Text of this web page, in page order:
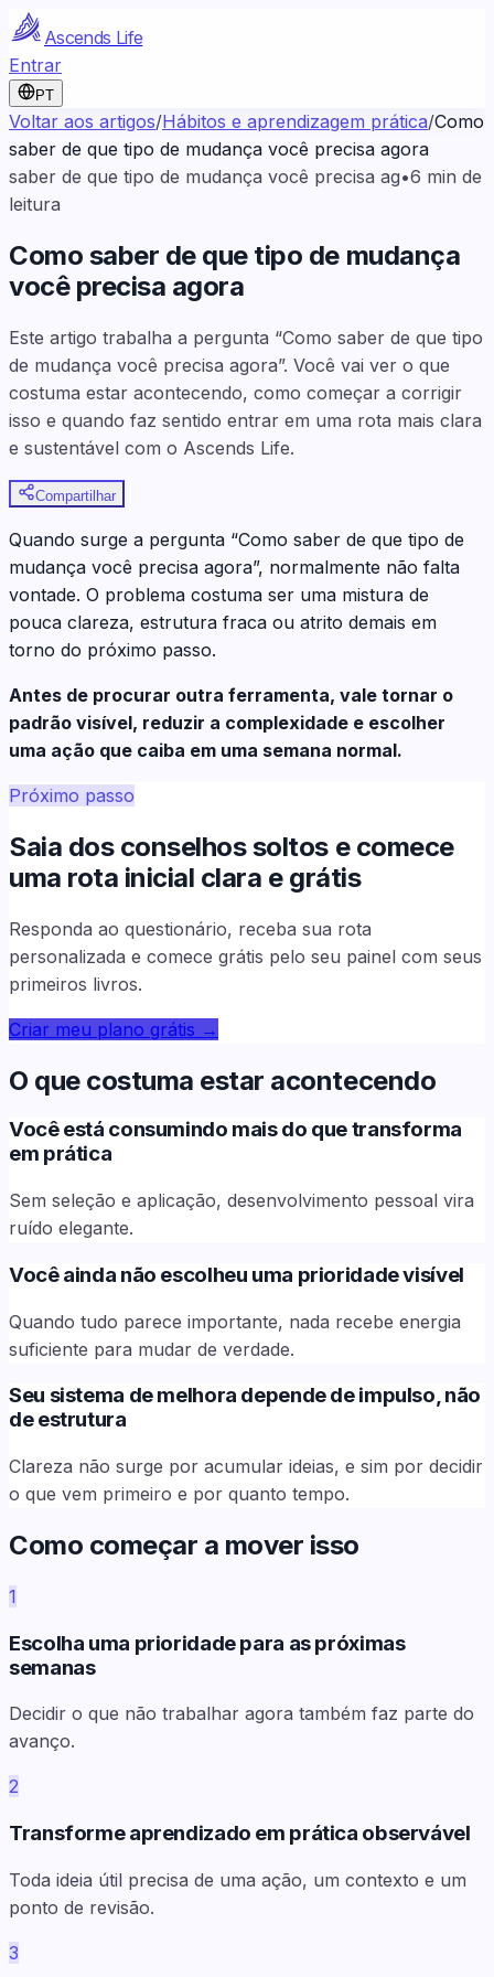
Ascends Life
Entrar
PT
Voltar aos artigos/Hábitos e aprendizagem prática/Como
saber de que tipo de mudança você precisa agora
saber de que tipo de mudança você precisa ag•6 min de
leitura
Como saber de que tipo de mudança
você precisa agora
Este artigo trabalha a pergunta “Como saber de que tipo
de mudança você precisa agora”. Você vai ver o que
costuma estar acontecendo, como começar a corrigir
isso e quando faz sentido entrar em uma rota mais clara
e sustentável com o Ascends Life.
Compartilhar
Quando surge a pergunta “Como saber de que tipo de
mudança você precisa agora”, normalmente não falta
vontade. O problema costuma ser uma mistura de
pouca clareza, estrutura fraca ou atrito demais em
torno do próximo passo.
Antes de procurar outra ferramenta, vale tornar o
padrão visível, reduzir a complexidade e escolher
uma ação que caiba em uma semana normal.
Próximo passo
Saia dos conselhos soltos e comece
uma rota inicial clara e grátis
Responda ao questionário, receba sua rota
personalizada e comece grátis pelo seu painel com seus
primeiros livros.
Criar meu plano grátis →
O que costuma estar acontecendo
Você está consumindo mais do que transforma
em prática
Sem seleção e aplicação, desenvolvimento pessoal vira
ruído elegante.
Você ainda não escolheu uma prioridade visível
Quando tudo parece importante, nada recebe energia
suficiente para mudar de verdade.
Seu sistema de melhora depende de impulso, não
de estrutura
Clareza não surge por acumular ideias, e sim por decidir
o que vem primeiro e por quanto tempo.
Como começar a mover isso
1
Escolha uma prioridade para as próximas
semanas
Decidir o que não trabalhar agora também faz parte do
avanço.
2
Transforme aprendizado em prática observável
Toda ideia útil precisa de uma ação, um contexto e um
ponto de revisão.
3